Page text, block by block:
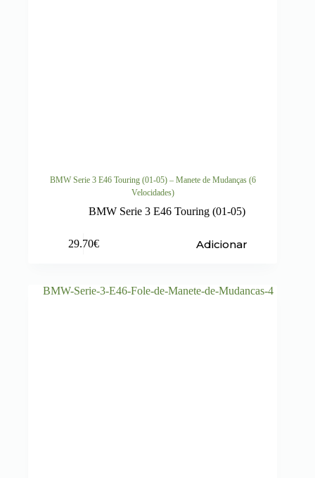
BMW Serie 3 E46 Touring (01-05) – Manete de Mudanças (6
Velocidades)
BMW Serie 3 E46 Touring (01-05)
29.70€ Adicionar